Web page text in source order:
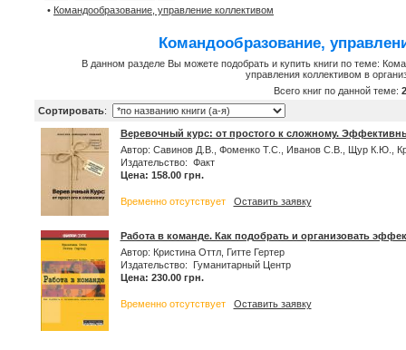
• Командообразование, управление коллективом
Командообразование,
В данном разделе Вы можете подобрать и купить книги по теме:
управления коллективом в
Всего книг по данной теме: 2
Сортировать:
Веревочный курс: от простого к сложному.
Автор: Савинов Д.В., Фоменко Т.С., Иванов С.В., Щур К.Ю.,
Издательство: Факт
Цена: 158.00 грн.
Временно отсутствует Оставить заявку
Работа в команде. Как подобрать и организовать
Автор: Кристина Оттл, Гитте Гертер
Издательство: Гуманитарный Центр
Цена: 230.00 грн.
Временно отсутствует Оставить заявку